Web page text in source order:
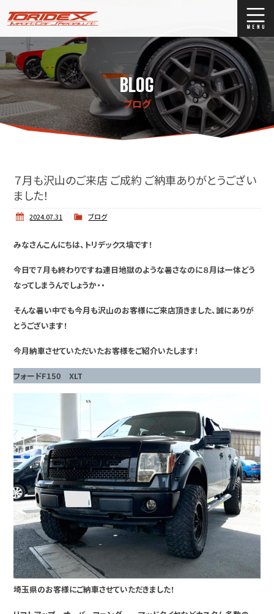
ブログ
Stock list
ストックリスト
買取
BLOG
ブログ
７月も沢山のご来店 ご成約 ご納車ありがとうござい
ました！
2024.07.31 ブログ
みなさんこんにちは、トリデックス塙です！
今日で７月も終わりですね連日地獄のような暑さなのに８月は一体どう
なってしまうんでしょうか・・
そんな暑い中でも今月も沢山のお客様にご来店頂きました、誠にありが
とうございます！
今月納車させていただいたお客様をご紹介いたします！
フォードF150 XLT
埼玉県のお客様にご納車させていただきました！